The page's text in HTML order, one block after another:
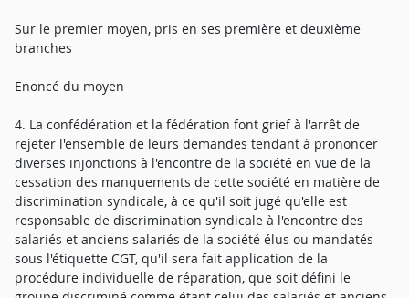
Sur le premier moyen, pris en ses première et deuxième
branches
Enoncé du moyen
4. La confédération et la fédération font grief à l'arrêt de
rejeter l'ensemble de leurs demandes tendant à prononcer
diverses injonctions à l'encontre de la société en vue de la
cessation des manquements de cette société en matière de
discrimination syndicale, à ce qu'il soit jugé qu'elle est
responsable de discrimination syndicale à l'encontre des
salariés et anciens salariés de la société élus ou mandatés
sous l'étiquette CGT, qu'il sera fait application de la
procédure individuelle de réparation, que soit défini le